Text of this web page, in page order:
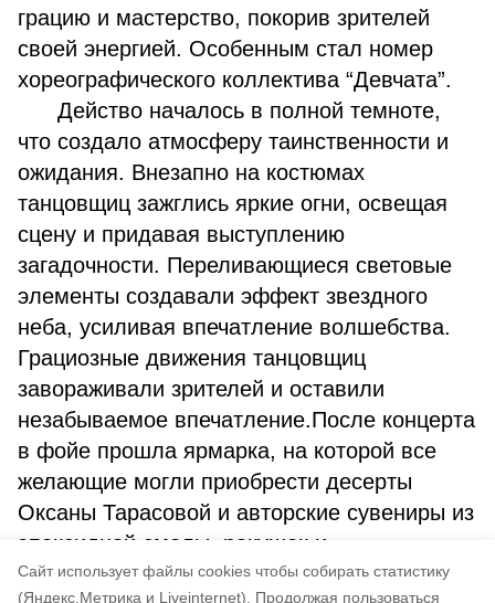
Cайт использует файлы cookies чтобы собирать статистику
(Яндекс.Метрика и Liveinternet).
Продолжая пользоваться
грацию и мастерство, покорив зрителей
своей энергией. Особенным стал номер
хореографического коллектива “Девчата”.
Действо началось в полной темноте,
что создало атмосферу таинственности и
ожидания. Внезапно на костюмах
танцовщиц зажглись яркие огни, освещая
сцену и придавая выступлению
загадочности. Переливающиеся световые
элементы создавали эффект звездного
неба, усиливая впечатление волшебства.
Грациозные движения танцовщиц
завораживали зрителей и оставили
незабываемое впечатление.После концерта
в фойе прошла ярмарка, на которой все
желающие могли приобрести десерты
Оксаны Тарасовой и авторские сувениры из
эпоксидной смолы, ракушек и
вулканического пепла Оксаны Галаган.